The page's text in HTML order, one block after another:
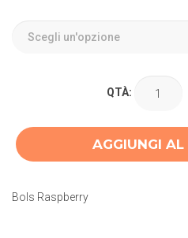
QTÀ:
AGGIUNGI AL
Bols Raspberry